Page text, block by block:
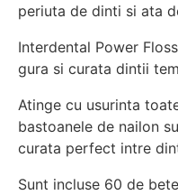
periuta de dinti si ata
Interdental Power
gura si curata dintii
Atinge cu usurinta
bastoanele de nailon
curata perfect intre
Sunt incluse 60 de